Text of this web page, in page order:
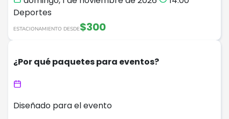
Deportes
ESTACIONAMIENTO DESDE$300
¿Por qué paquetes para eventos?
Diseñado para el evento